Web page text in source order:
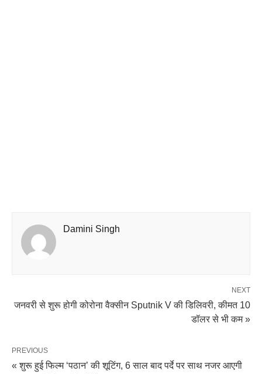
Damini Singh
NEXT
जनवरी से शुरू होगी कोरोना वैक्सीन Sputnik V की डिलिवरी, कीमत 10
डॉलर से भी कम »
PREVIOUS
« शुरू हुई फिल्म ‘पठान’ की शूटिंग, 6 साल बाद पर्दे पर साथ नजर आएगी